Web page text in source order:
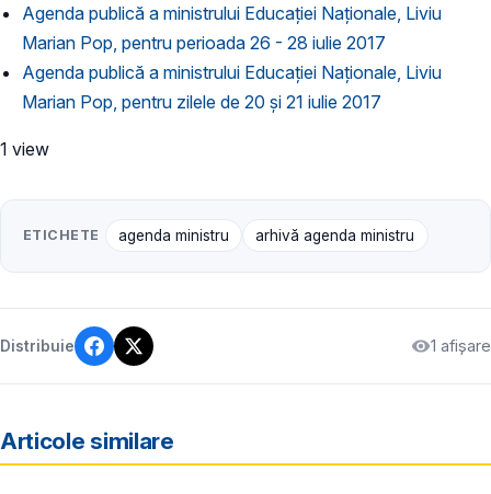
Agenda publică a ministrului Educației Naționale, Liviu
Marian Pop, pentru perioada 26 - 28 iulie 2017
Agenda publică a ministrului Educației Naționale, Liviu
Marian Pop, pentru zilele de 20 și 21 iulie 2017
1 view
ETICHETE agenda ministru arhivă agenda ministru
Distribuie 1 afișare
Articole similare